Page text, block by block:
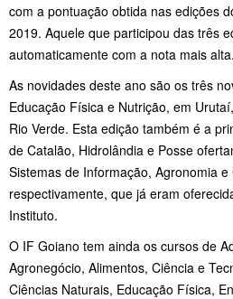
com a pontuação obtida nas edições
2019. Aquele que participou das três
automaticamente com a nota mais alta.
As novidades deste ano são os três
Educação Física e Nutrição, em
Rio Verde. Esta edição também é a
de Catalão, Hidrolândia e Posse
Sistemas de Informação, Agronomia e
respectivamente, que já eram
Instituto.
O IF Goiano tem ainda os cursos de
Agronegócio, Alimentos, Ciência e
Ciências Naturais, Educação Física,